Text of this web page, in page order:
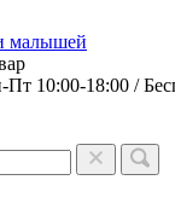
малышей
10:00-18:00 /